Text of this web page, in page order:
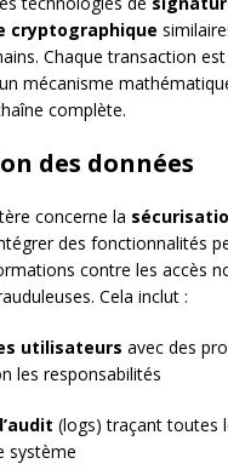
cryptographique
Chaque transaction
mécanisme
complète.
des données
concerne la
des fonctionnalités
contre les accès
Cela inclut :
utilisateurs avec des
les responsabilités
(logs) traçant toutes
système